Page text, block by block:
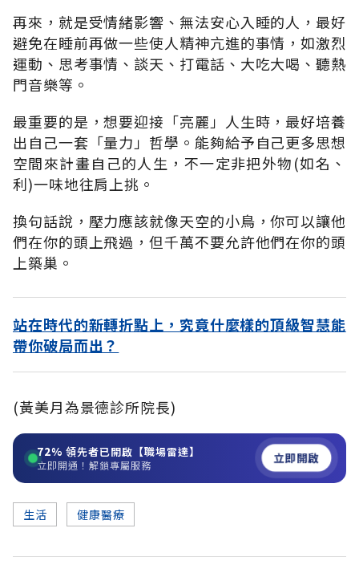
再來，就是受情緒影響、無法安心入睡的人，最好
避免在睡前再做一些使人精神亢進的事情，如激烈
運動、思考事情、談天、打電話、大吃大喝、聽熱
門音樂等。
最重要的是，想要迎接「亮麗」人生時，最好培養
出自己一套「量力」哲學。能夠給予自己更多思想
空間來計畫自己的人生，不一定非把外物(如名、
利)一味地往肩上挑。
換句話說，壓力應該就像天空的小鳥，你可以讓他
們在你的頭上飛過，但千萬不要允許他們在你的頭
上築巢。
站在時代的新轉折點上，究竟什麼樣的頂級智慧能
帶你破局而出？
(黃美月為景德診所院長)
72% 領先者已開啟【職場雷達】
立即開通！解鎖專屬服務 立即開啟
生活 健康醫療